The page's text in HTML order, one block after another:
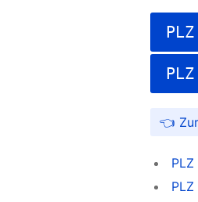
PLZ
PLZ
PLZ
PLZ